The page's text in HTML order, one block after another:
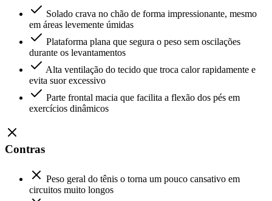
Solado crava no chão de forma impressionante, mesmo
em áreas levemente úmidas
Plataforma plana que segura o peso sem oscilações
durante os levantamentos
Alta ventilação do tecido que troca calor rapidamente e
evita suor excessivo
Parte frontal macia que facilita a flexão dos pés em
exercícios dinâmicos
Contras
Peso geral do tênis o torna um pouco cansativo em
circuitos muito longos